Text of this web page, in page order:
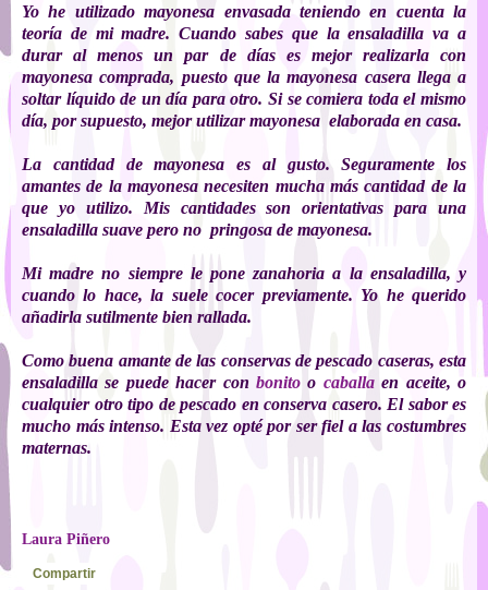
Yo he utilizado mayonesa envasada teniendo en cuenta la
teoría de mi madre. Cuando sabes que la ensaladilla va a
durar al menos un par de días es mejor realizarla con
mayonesa comprada, puesto que la mayonesa casera llega a
soltar líquido de un día para otro. Si se comiera toda el mismo
día, por supuesto, mejor utilizar mayonesa elaborada en casa.
La cantidad de mayonesa es al gusto. Seguramente los
amantes de la mayonesa necesiten mucha más cantidad de la
que yo utilizo. Mis cantidades son orientativas para una
ensaladilla suave pero no pringosa de mayonesa.
Mi madre no siempre le pone zanahoria a la ensaladilla, y
cuando lo hace, la suele cocer previamente. Yo he querido
añadirla sutilmente bien rallada.
Como buena amante de las conservas de pescado caseras, esta
ensaladilla se puede hacer con bonito o caballaen aceite, o
cualquier otro tipo de pescado en conserva casero. El sabor es
mucho más intenso. Esta vez opté por ser fiel a las costumbres
maternas.
Laura Piñero
Compartir